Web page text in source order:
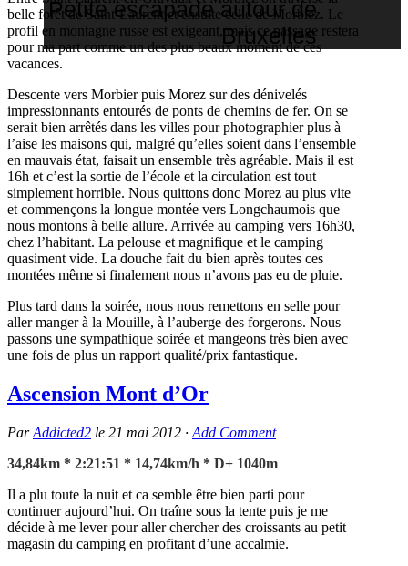
Petite escapade autour de
Bruxelles
belle forêt de Saint-Laurent et ensuite celle de Morbiez. Le
profil en montagne russe est exigeant, mais ce passage restera
pour ma part comme un des plus beaux moment de ces
vacances.
Descente vers Morbier puis Morez sur des dénivelés
impressionnants entourés de ponts de chemins de fer. On se
serait bien arrêtés dans les villes pour photographier plus à
l’aise les maisons qui, malgré qu’elles soient dans l’ensemble
en mauvais état, faisait un ensemble très agréable. Mais il est
16h et c’est la sortie de l’école et la circulation est tout
simplement horrible. Nous quittons donc Morez au plus vite
et commençons la longue montée vers Longchaumois que
nous montons à belle allure. Arrivée au camping vers 16h30,
chez l’habitant. La pelouse et magnifique et le camping
quasiment vide. La douche fait du bien après toutes ces
montées même si finalement nous n’avons pas eu de pluie.
Plus tard dans la soirée, nous nous remettons en selle pour
aller manger à la Mouille, à l’auberge des forgerons. Nous
passons une sympathique soirée et mangeons très bien avec
une fois de plus un rapport qualité/prix fantastique.
Ascension Mont d’Or
ParAddicted2 le 21 mai 2012 · Add Comment
34,84km * 2:21:51 * 14,74km/h * D+ 1040m
Il a plu toute la nuit et ca semble être bien parti pour
continuer aujourd’hui. On traîne sous la tente puis je me
décide à me lever pour aller chercher des croissants au petit
magasin du camping en profitant d’une accalmie.